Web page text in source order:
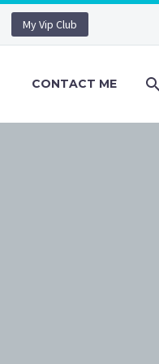
My Vip Club
CONTACT ME